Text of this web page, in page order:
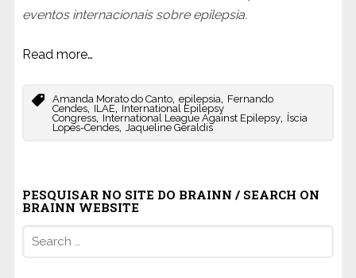
eventos internacionais sobre epilepsia.
Read more…
Amanda Morato do Canto, epilepsia
Fernando
Cendes, ILAE, International Epilepsy
Congress, International League Against Epilepsy, Íscia
Lopes-Cendes, Jaqueline Geraldis
PESQUISAR NO SITE DO BRAINN / SEARCH ON
BRAINN WEBSITE